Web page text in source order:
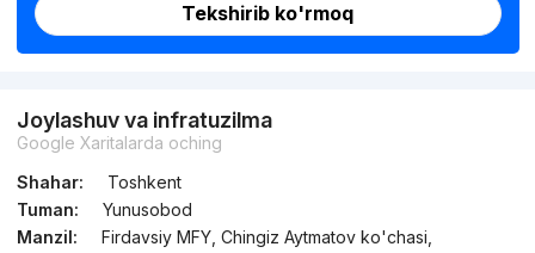
Tekshirib ko'rmoq
Joylashuv va infratuzilma
Google Xaritalarda oching
Shahar:
Toshkent
Tuman:
Yunusobod
Manzil:
Firdavsiy MFY, Chingiz Aytmatov ko'chasi,